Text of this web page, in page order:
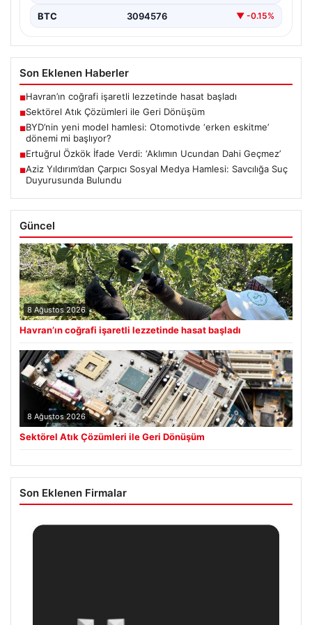
BTC 3094576 ▼ -0.15%
Son Eklenen Haberler
■Havran’ın coğrafi işaretli lezzetinde hasat başladı
■Sektörel Atık Çözümleri ile Geri Dönüşüm
■BYD’nin yeni model hamlesi: Otomotivde ‘erken eskitme’
dönemi mi başlıyor?
■Ertuğrul Özkök İfade Verdi: ‘Aklımın Ucundan Dahi Geçmez’
■Aziz Yıldırım’dan Çarpıcı Sosyal Medya Hamlesi: Savcılığa Suç
Duyurusunda Bulundu
Güncel
8 Ağustos 2026
Havran’ın coğrafi işaretli lezzetinde hasat başladı
8 Ağustos 2026
Sektörel Atık Çözümleri ile Geri Dönüşüm
Son Eklenen Firmalar